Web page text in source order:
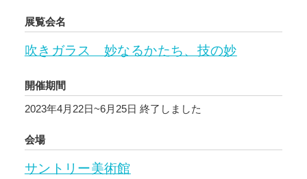
展覧会名
吹きガラス 妙なるかたち、技の妙
開催期間
2023年4月22日~6月25日 終了しました
会場
サントリー美術館